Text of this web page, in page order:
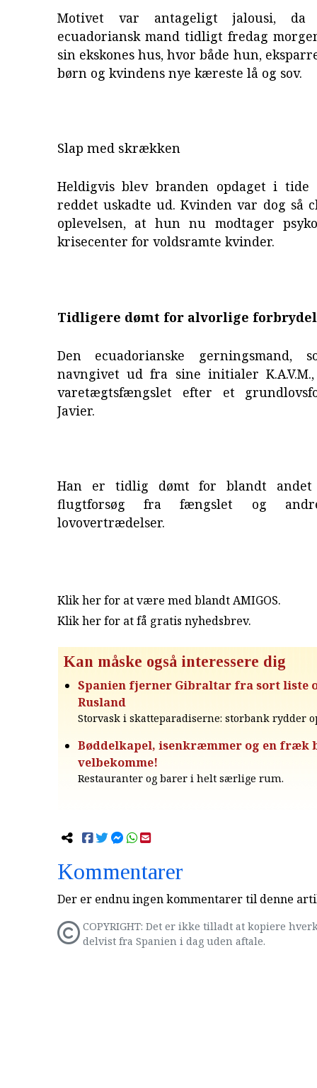
Motivet var antageligt jalousi, da
ecuadoriansk mand tidligt fredag
sin ekskones hus, hvor både hun,
børn og kvindens nye kæreste lå og sov.
Slap med skrækken
Heldigvis blev branden opdaget i
reddet uskadte ud. Kvinden var dog så
oplevelsen, at hun nu modtager
krisecenter for voldsramte kvinder.
Tidligere dømt for alvorlige
Den ecuadorianske gerningsmand,
navngivet ud fra sine initialer
varetægtsfængslet efter et
Javier.
Han er tidlig dømt for blandt andet
flugtforsøg fra fængslet og
lovovertrædelser.
Klik her for at være med blandt AMIGOS.
Klik her for at få gratis nyhedsbrev.
Kan måske også interessere dig
Spanien fjerner Gibraltar fra sort liste
Rusland
Storvask i skatteparadiserne: storbank rydder
Bøddelkapel, isenkræmmer og en fræk
velbekomme!
Restauranter og barer i helt særlige rum.
Kommentarer
Der er endnu ingen kommentarer til denne
COPYRIGHT: Det er ikke tilladt at kopiere
delvist fra Spanien i dag uden aftale.